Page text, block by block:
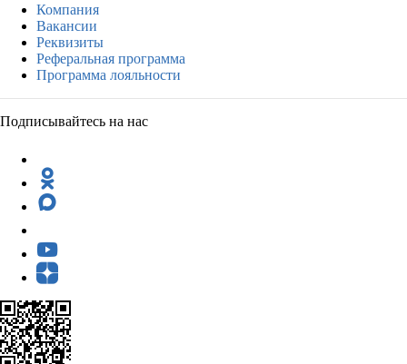
Компания
Вакансии
Реквизиты
Реферальная программа
Программа лояльности
Подписывайтесь на нас